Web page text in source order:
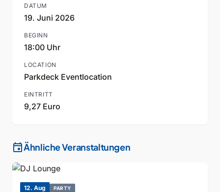
DATUM
19. Juni 2026
BEGINN
18:00 Uhr
LOCATION
Parkdeck Eventlocation
EINTRITT
9,27 Euro
eventÄhnliche Veranstaltungen
12. Aug PARTY